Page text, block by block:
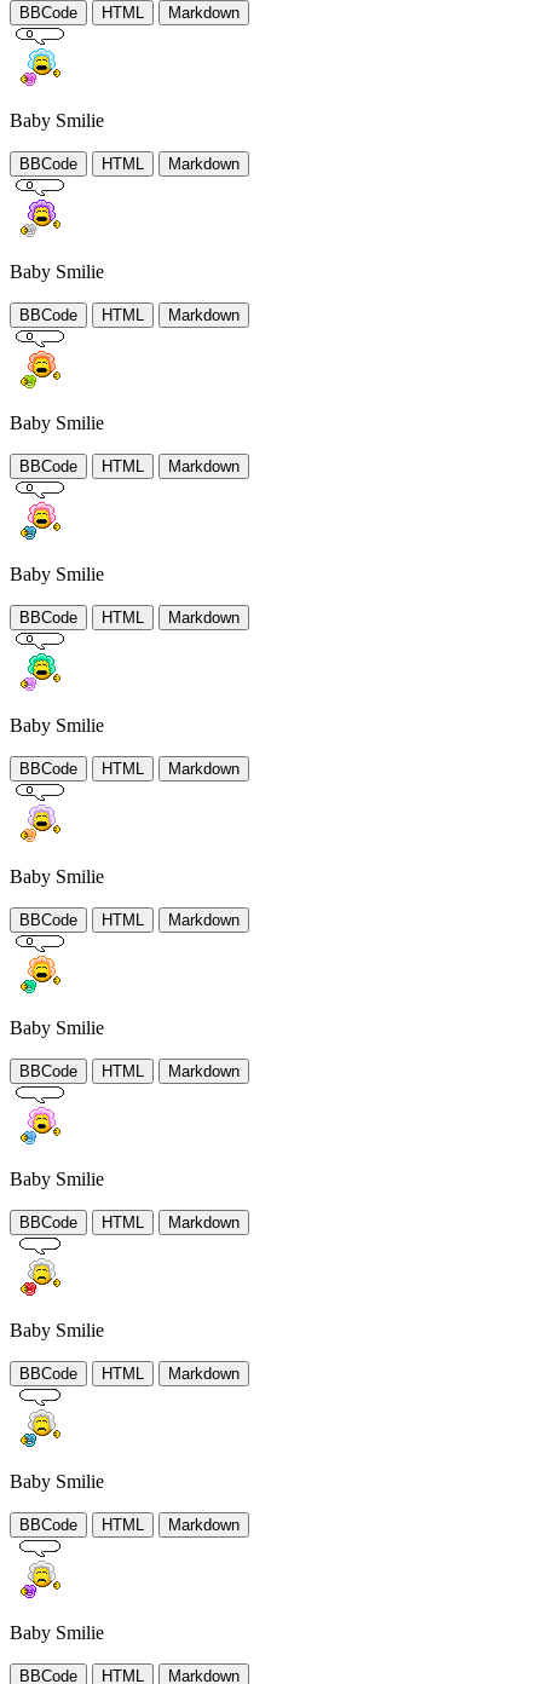
BBCode HTML Markdown
Baby Smilie
BBCode HTML Markdown
Baby Smilie
BBCode HTML Markdown
Baby Smilie
BBCode HTML Markdown
Baby Smilie
BBCode HTML Markdown
Baby Smilie
BBCode HTML Markdown
Baby Smilie
BBCode HTML Markdown
Baby Smilie
BBCode HTML Markdown
Baby Smilie
BBCode HTML Markdown
Baby Smilie
BBCode HTML Markdown
Baby Smilie
BBCode HTML Markdown
Baby Smilie
BBCode HTML Markdown